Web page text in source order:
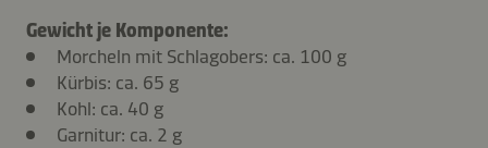
Gewicht je Komponente:
Morcheln mit Schlagobers: ca. 100 g
Kürbis: ca. 65 g
Kohl: ca. 40 g
Garnitur: ca. 2 g